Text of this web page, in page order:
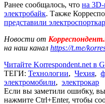
Ранее сообщалось, что на
электробайк. Также
представили
Новости от
на наш канал https://t.me/
Читайте Korrespondent.net в
ТЕГИ: Технологии, Чехия,
электромобили, электрокар
Если вы заметили ошибку,
нажмите Ctrl+Enter, чтобы